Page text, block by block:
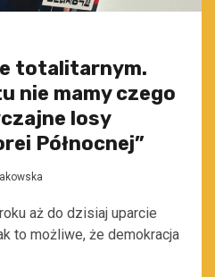
totalitarnym.
nie mamy czego
losy
Północnej”
aż do dzisiaj uparcie
to możliwe, że demokracja